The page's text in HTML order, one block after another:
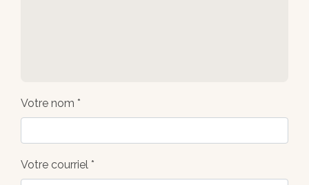
Votre nom *
Votre courriel *